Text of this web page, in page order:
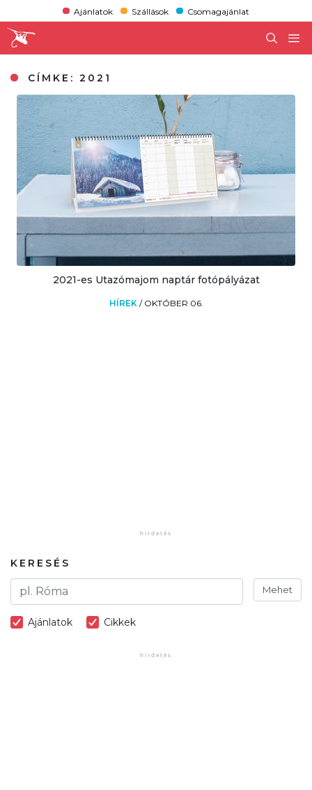
Ajánlatok Szállások Csomagajánlat
CÍMKE:2021
2021-es Utazómajom naptár fotópályázat
HÍREK / OKTÓBER 06.
KERESÉS
Mehet
Ajánlatok Cikkek